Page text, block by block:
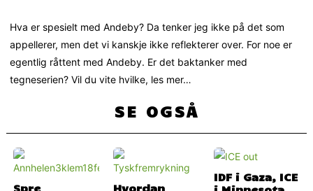
Hva er spesielt med Andeby? Da tenker jeg ikke på det som
appellerer, men det vi kanskje ikke reflekterer over. For noe er
egentlig råttent med Andeby. Er det baktanker med
tegneserien? Vil du vite hvilke, les mer…
SE OGSÅ
Spre Hvordan
IDF i Gaza, ICE